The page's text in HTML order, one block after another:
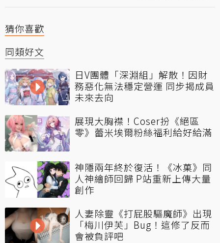
猜你喜歡
同類好文
日V團體「深淵組」解散！因財
務惡化無法穩定營運 同步揭成員
未來去向
展現大胸襟！Coser扮《絕區
零》蕾米埃爾粉絲福利給好給滿
神隱兩年終於復活！《冰菓》同
人神繪師回歸 P站重新上傳大量
創作
人妻除靈《打屁股驅魔師》出現
「梅川伊芙」Bug！這修了反而
會被負評吧